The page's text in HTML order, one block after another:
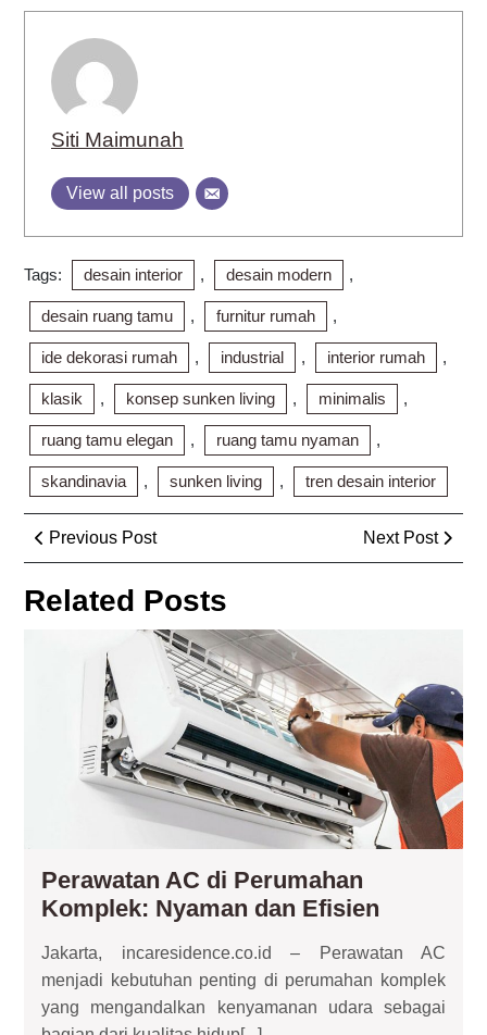
Siti Maimunah
View all posts
Tags: desain interior , desain modern ,
desain ruang tamu , furnitur rumah ,
ide dekorasi rumah , industrial , interior rumah ,
klasik , konsep sunken living , minimalis ,
ruang tamu elegan , ruang tamu nyaman ,
skandinavia , sunken living , tren desain interior
Post
navigation
Previous PostPrevious
Post
Next Post
Next
Post
Related Posts
dan
Perawatan AC di Perumahan
Komplek: Nyaman dan Efisien
di
Komplek:
Jakarta, incaresidence.co.id – Perawatan AC
menjadi kebutuhan penting di perumahan komplek
yang mengandalkan kenyamanan udara sebagai